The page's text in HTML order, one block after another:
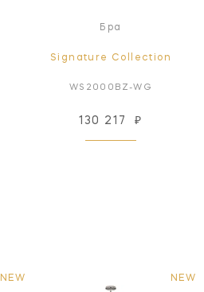
Бра
Signature Collection
WS2000BZ-WG
130 217 ₽
NEW NEW